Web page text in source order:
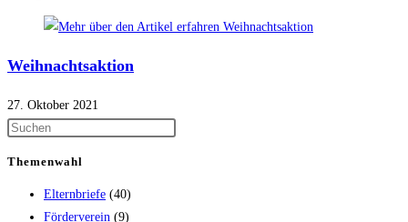
Weihnachtsaktion
27. Oktober 2021
Themenwahl
Elternbriefe (40)
Förderverein (9)